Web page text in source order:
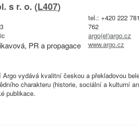
s r. o. (L407)
PR a propagace
tel.: +420 222
762
argo(et)argo.cz
www.argo.cz
Argo vydává kvalitní českou a překladovou
charakteru (historie, sociální a kulturní
publikace.